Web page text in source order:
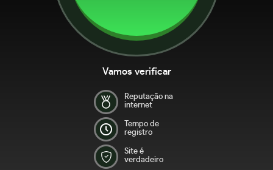
Vamos verificar
Reputação na
internet
Tempo de
registro
Site é
verdadeiro